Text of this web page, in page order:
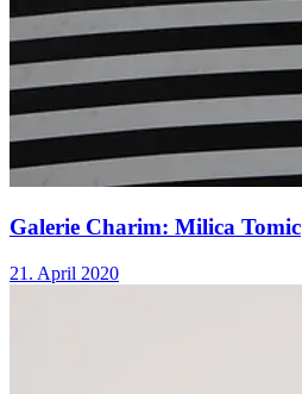
Galerie Charim: Milica Tomic
21. April 2020